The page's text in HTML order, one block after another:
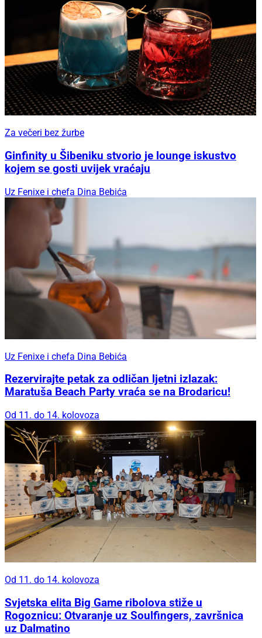
Za večeri bez žurbe
Ginfinity u Šibeniku stvorio je lounge iskustvo
kojem se gosti uvijek vraćaju
Uz Fenixe i chefa Dina Bebića
Uz Fenixe i chefa Dina Bebića
Rezervirajte petak za odličan ljetni izlazak:
Maratuša Beach Party vraća se na Brodaricu!
Od 11. do 14. kolovoza
Od 11. do 14. kolovoza
Svjetska elita Big Game ribolova stiže u
Rogoznicu: Otvaranje uz Soulfingers, završnica
uz Dalmatino